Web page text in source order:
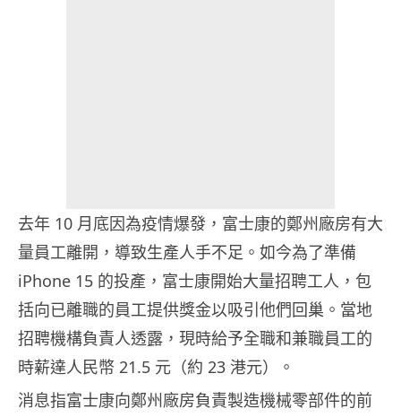
去年 10 月底因為疫情爆發，富士康的鄭州廠房有大
量員工離開，導致生產人手不足。如今為了準備
iPhone 15 的投產，富士康開始大量招聘工人，包
括向已離職的員工提供獎金以吸引他們回巢。當地
招聘機構負責人透露，現時給予全職和兼職員工的
時薪達人民幣 21.5 元（約 23 港元）。
消息指富士康向鄭州廠房負責製造機械零部件的前